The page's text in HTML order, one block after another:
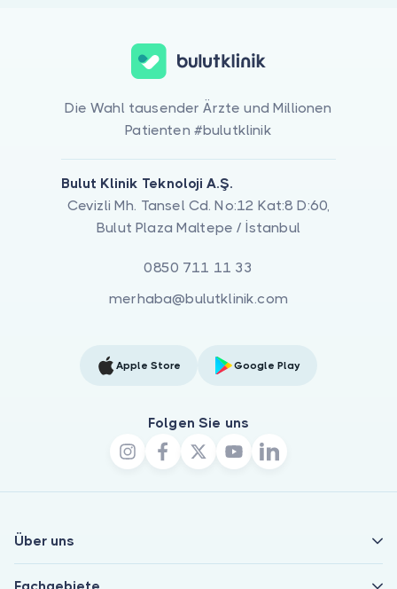
Die Wahl tausender Ärzte und Millionen
Patienten #bulutklinik
Bulut Klinik Teknoloji A.Ş.
Cevizli Mh. Tansel Cd. No:12 Kat:8 D:60,
Bulut Plaza Maltepe / İstanbul
0850 711 11 33
merhaba@bulutklinik.com
Apple Store Google Play
Folgen Sie uns
Über uns
Fachgebiete